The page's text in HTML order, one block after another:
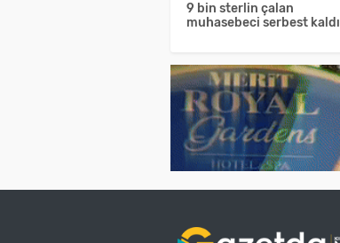
9 bin sterlin çalan
muhasebeci serbest kaldı